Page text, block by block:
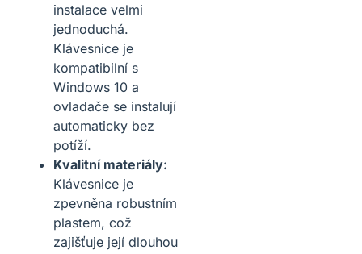
instalace velmi
jednoduchá.
Klávesnice je
kompatibilní s
Windows 10 a
ovladače se instalují
automaticky bez
potíží.
Kvalitní materiály:
Klávesnice je
zpevněna robustním
plastem, což
zajišťuje její dlouhou